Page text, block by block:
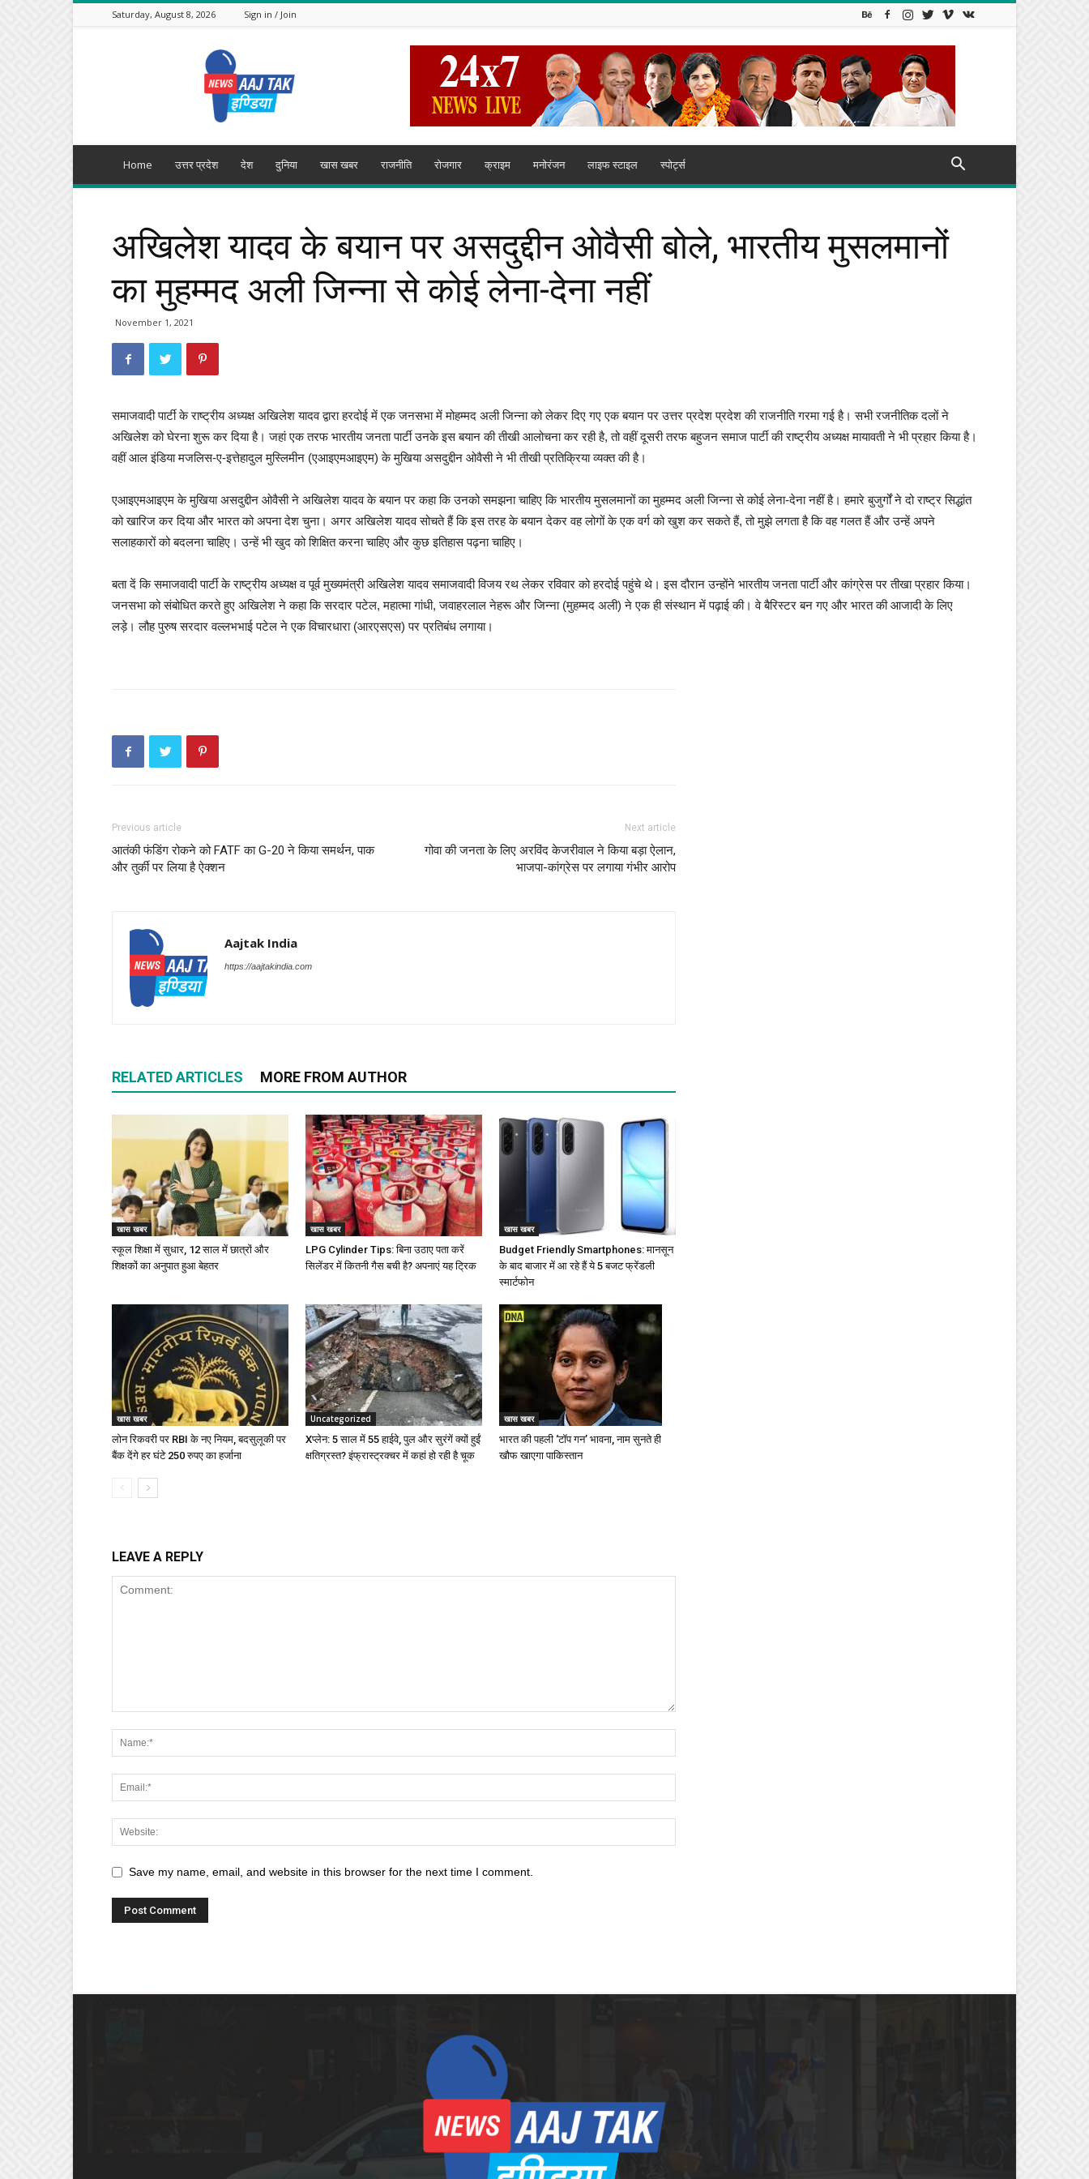
Saturday, August 8, 2026 Sign in / Join
India
Home उत्तर प्रदेश देश दुनिया खास खबर राजनीति रोजगार क्राइम मनोरंजन लाइफ स्टाइल स्पोर्ट्स
अखिलेश यादव के बयान पर असदुद्दीन ओवैसी बोले, भारतीय मुसलमानों
का मुहम्मद अली जिन्ना से कोई लेना-देना नहीं
November 1, 2021
समाजवादी पार्टी के राष्ट्रीय अध्यक्ष अखिलेश यादव द्वारा हरदोई में एक जनसभा में मोहम्मद अली जिन्ना को लेकर दिए गए एक बयान पर उत्तर प्रदेश प्रदेश की राजनीति गरमा गई है। सभी रजनीतिक दलों ने
अखिलेश को घेरना शुरू कर दिया है। जहां एक तरफ भारतीय जनता पार्टी उनके इस बयान की तीखी आलोचना कर रही है, तो वहीं दूसरी तरफ बहुजन समाज पार्टी की राष्ट्रीय अध्यक्ष मायावती ने भी प्रहार किया है।
वहीं आल इंडिया मजलिस-ए-इत्तेहादुल मुस्लिमीन (एआइएमआइएम) के मुखिया असदुद्दीन ओवैसी ने भी तीखी प्रतिक्रिया व्यक्त की है।
एआइएमआइएम के मुखिया असदुद्दीन ओवैसी ने अखिलेश यादव के बयान पर कहा कि उनको समझना चाहिए कि भारतीय मुसलमानों का मुहम्मद अली जिन्ना से कोई लेना-देना नहीं है। हमारे बुजुर्गों ने दो राष्ट्र सिद्धांत
को खारिज कर दिया और भारत को अपना देश चुना। अगर अखिलेश यादव सोचते हैं कि इस तरह के बयान देकर वह लोगों के एक वर्ग को खुश कर सकते हैं, तो मुझे लगता है कि वह गलत हैं और उन्हें अपने
सलाहकारों को बदलना चाहिए। उन्हें भी खुद को शिक्षित करना चाहिए और कुछ इतिहास पढ़ना चाहिए।
बता दें कि समाजवादी पार्टी के राष्ट्रीय अध्यक्ष व पूर्व मुख्यमंत्री अखिलेश यादव समाजवादी विजय रथ लेकर रविवार को हरदोई पहुंचे थे। इस दौरान उन्होंने भारतीय जनता पार्टी और कांग्रेस पर तीखा प्रहार किया।
जनसभा को संबोधित करते हुए अखिलेश ने कहा कि सरदार पटेल, महात्मा गांधी, जवाहरलाल नेहरू और जिन्ना (मुहम्मद अली) ने एक ही संस्थान में पढ़ाई की। वे बैरिस्टर बन गए और भारत की आजादी के लिए
लड़े। लौह पुरुष सरदार वल्लभभाई पटेल ने एक विचारधारा (आरएसएस) पर प्रतिबंध लगाया।
Previous article
आतंकी फंडिंग रोकने को FATF का G-20 ने किया समर्थन, पाक
और तुर्की पर लिया है ऐक्शन
Next article
गोवा की जनता के लिए अरविंद केजरीवाल ने किया बड़ा ऐलान,
भाजपा-कांग्रेस पर लगाया गंभीर आरोप
Aajtak India
https://aajtakindia.com
RELATED ARTICLES MORE FROM AUTHOR
खास खबर
स्कूल शिक्षा में सुधार, 12 साल में छात्रों और
शिक्षकों का अनुपात हुआ बेहतर
खास खबर
LPG Cylinder Tips: बिना उठाए पता करें
सिलेंडर में कितनी गैस बची है? अपनाएं यह ट्रिक
खास खबर
Budget Friendly Smartphones: मानसून
के बाद बाजार में आ रहे हैं ये 5 बजट फ्रेंडली
स्मार्टफोन
खास खबर
लोन रिकवरी पर RBI के नए नियम, बदसुलूकी पर
बैंक देंगे हर घंटे 250 रुपए का हर्जाना
Uncategorized
Xप्लेन: 5 साल में 55 हाईवे, पुल और सुरंगें क्यों हुईं
क्षतिग्रस्त? इंफ्रास्ट्रक्चर में कहां हो रही है चूक
खास खबर
भारत की पहली ‘टॉप गन’ भावना, नाम सुनते ही
खौफ खाएगा पाकिस्तान
LEAVE A REPLY
Save my name, email, and website in this browser for the next time I comment.